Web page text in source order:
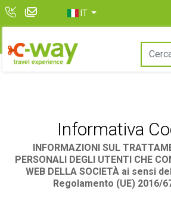
IT
Informativa
INFORMAZIONI SUL
PERSONALI DEGLI UTENTI CHE
WEB DELLA SOCIETÀ ai sensi
Regolamento (UE) 2016/